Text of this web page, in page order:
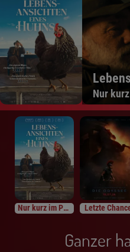
Nur
Nur kurz im Programm Letzte
Ganzer